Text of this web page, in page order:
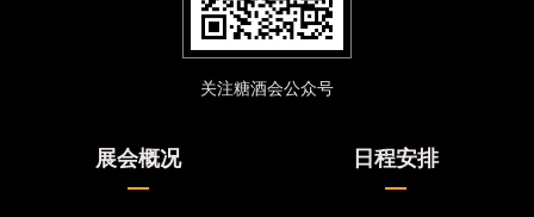
关注糖酒会公众号
展会概况 日程安排